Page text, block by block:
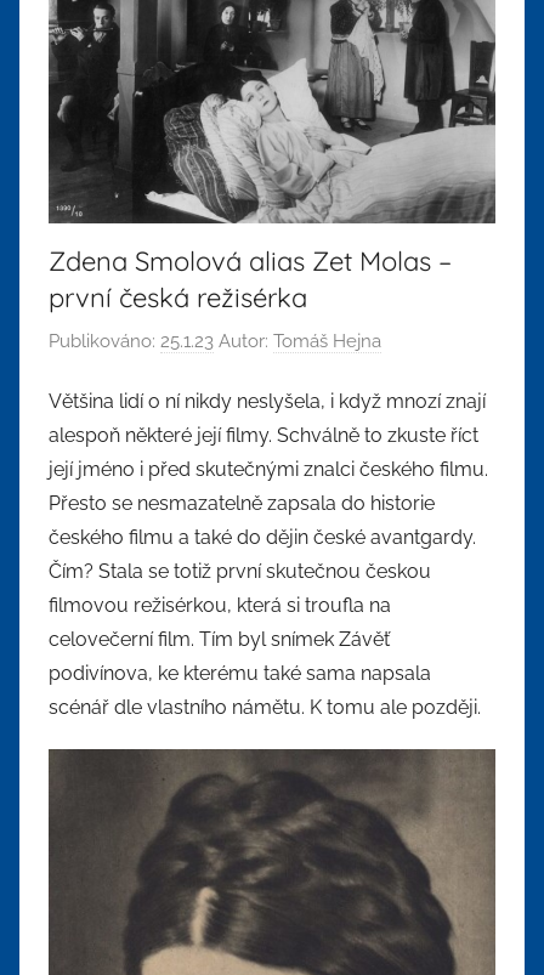
Zdena Smolová alias Zet Molas –
první česká režisérka
Publikováno: 25.1.23 Autor: Tomáš Hejna
Většina lidí o ní nikdy neslyšela, i když mnozí znají
alespoň některé její filmy. Schválně to zkuste říct
její jméno i před skutečnými znalci českého filmu.
Přesto se nesmazatelně zapsala do historie
českého filmu a také do dějin české avantgardy.
Čím? Stala se totiž první skutečnou českou
filmovou režisérkou, která si troufla na
celovečerní film. Tím byl snímek Závěť
podivínova, ke kterému také sama napsala
scénář dle vlastního námětu. K tomu ale později.